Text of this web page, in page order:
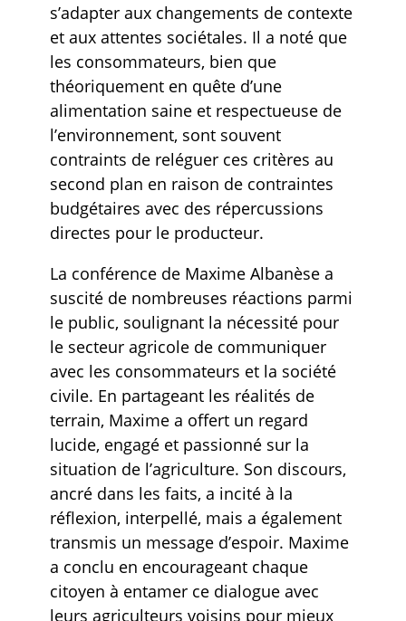
s’adapter aux changements de contexte
et aux attentes sociétales. Il a noté que
les consommateurs, bien que
théoriquement en quête d’une
alimentation saine et respectueuse de
l’environnement, sont souvent
contraints de reléguer ces critères au
second plan en raison de contraintes
budgétaires avec des répercussions
directes pour le producteur.
La conférence de Maxime Albanèse a
suscité de nombreuses réactions parmi
le public, soulignant la nécessité pour
le secteur agricole de communiquer
avec les consommateurs et la société
civile. En partageant les réalités de
terrain, Maxime a offert un regard
lucide, engagé et passionné sur la
situation de l’agriculture. Son discours,
ancré dans les faits, a incité à la
réflexion, interpellé, mais a également
transmis un message d’espoir. Maxime
a conclu en encourageant chaque
citoyen à entamer ce dialogue avec
leurs agriculteurs voisins pour mieux